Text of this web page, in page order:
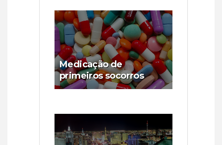
Medicação de
primeiros socorros